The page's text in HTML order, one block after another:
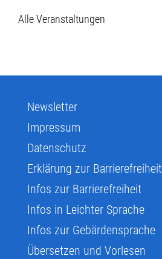
Alle Veranstaltungen
Newsletter
Impressum
Datenschutz
Erklärung zur Barrierefreiheit
Infos zur Barrierefreiheit
Infos in Leichter Sprache
Infos zur Gebärdensprache
Übersetzen und Vorlesen